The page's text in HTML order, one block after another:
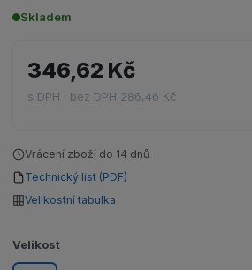
Skladem
346,62 Kč
s DPH · bez DPH 286,46 Kč
Vrácení zboží do 14 dnů
Technický list (PDF)
Velikostní tabulka
Velikost